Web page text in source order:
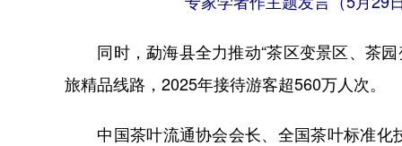
同时，勐海县全力推动“茶区变景区、茶园
旅精品线路，2025年接待游客超560万人次。
中国茶叶流通协会会长、全国茶叶标准化